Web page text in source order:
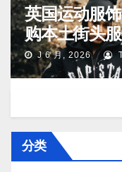
英国运动服
购本土街头
J 6 月, 2026
分类